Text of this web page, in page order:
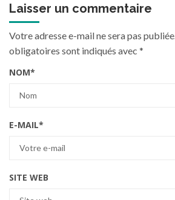
Laisser un commentaire
Votre adresse e-mail ne sera pas publiée.
obligatoires sont indiqués avec *
NOM*
E-MAIL*
SITE WEB